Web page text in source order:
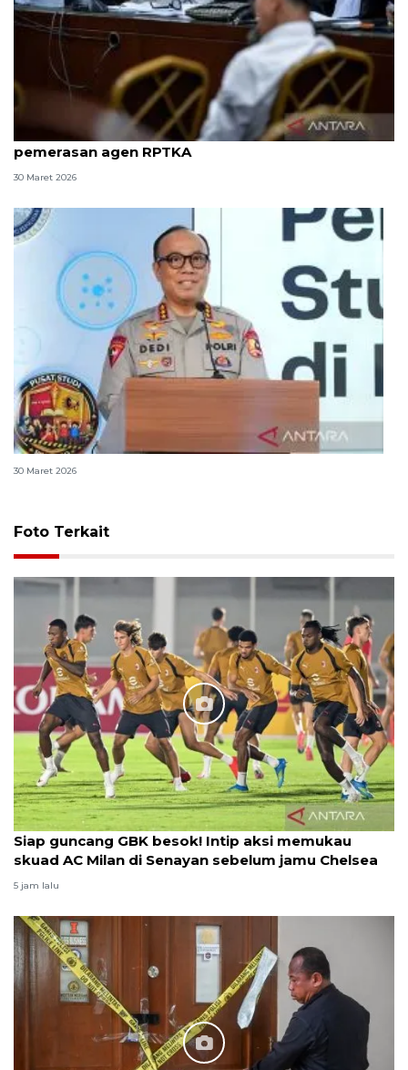
8 ASN Kemenaker hadapi sidang tuntutan kasus
pemerasan agen RPTKA
30 Maret 2026
Polri bangun Laboratorium Sosial Sains Kepolisian
30 Maret 2026
Foto Terkait
Siap guncang GBK besok! Intip aksi memukau
skuad AC Milan di Senayan sebelum jamu Chelsea
5 jam lalu